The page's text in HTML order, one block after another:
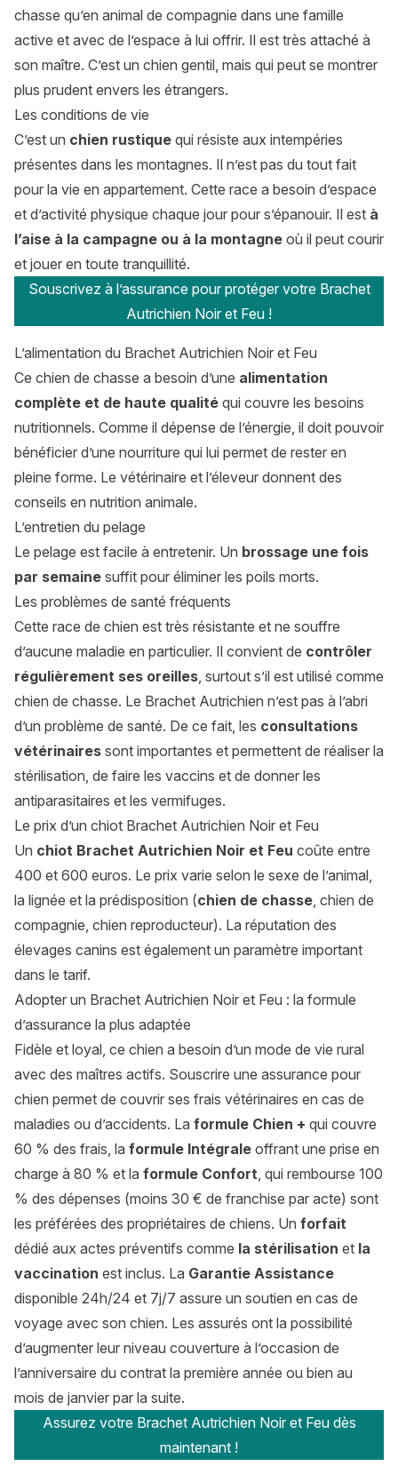
chasse qu’en animal de compagnie dans une famille
active et avec de l’espace à lui offrir. Il est très attaché à
son maître. C’est un chien gentil, mais qui peut se montrer
plus prudent envers les étrangers.
Les conditions de vie
C’est un chien rustique qui résiste aux intempéries
présentes dans les montagnes. Il n’est pas du tout fait
pour la vie en appartement. Cette race a besoin d’espace
et d’activité physique chaque jour pour s’épanouir. Il est à
l’aise à la campagne ou à la montagne où il peut courir
et jouer en toute tranquillité.
Souscrivez à l’assurance pour protéger votre Brachet
Autrichien Noir et Feu !
L’alimentation du Brachet Autrichien Noir et Feu
Ce chien de chasse a besoin d’une alimentation
complète et de haute qualité qui couvre les besoins
nutritionnels. Comme il dépense de l’énergie, il doit pouvoir
bénéficier d’une nourriture qui lui permet de rester en
pleine forme. Le vétérinaire et l’éleveur donnent des
conseils en nutrition animale.
L’entretien du pelage
Le pelage est facile à entretenir. Un brossage une fois
par semaine suffit pour éliminer les poils morts.
Les problèmes de santé fréquents
Cette race de chien est très résistante et ne souffre
d’aucune maladie en particulier. Il convient de contrôler
régulièrement ses oreilles, surtout s’il est utilisé comme
chien de chasse. Le Brachet Autrichien n’est pas à l’abri
d’un problème de santé. De ce fait, les consultations
vétérinaires sont importantes et permettent de réaliser la
stérilisation, de faire les vaccins et de donner les
antiparasitaires et les vermifuges.
Le prix d’un chiot Brachet Autrichien Noir et Feu
Un chiot Brachet Autrichien Noir et Feu coûte entre
400 et 600 euros. Le prix varie selon le sexe de l’animal,
la lignée et la prédisposition (chien de chasse, chien de
compagnie, chien reproducteur). La réputation des
élevages canins est également un paramètre important
dans le tarif.
Adopter un Brachet Autrichien Noir et Feu : la formule
d’assurance la plus adaptée
Fidèle et loyal, ce chien a besoin d’un mode de vie rural
avec des maîtres actifs. Souscrire une assurance pour
chien permet de couvrir ses frais vétérinaires en cas de
maladies ou d’accidents. La formule Chien + qui couvre
60 % des frais, la formule Intégrale offrant une prise en
charge à 80 % et la formule Confort, qui rembourse 100
% des dépenses (moins 30 € de franchise par acte) sont
les préférées des propriétaires de chiens. Un forfait
dédié aux actes préventifs comme la stérilisation et la
vaccination est inclus. La Garantie Assistance
disponible 24h/24 et 7j/7 assure un soutien en cas de
voyage avec son chien. Les assurés ont la possibilité
d’augmenter leur niveau couverture à l’occasion de
l’anniversaire du contrat la première année ou bien au
mois de janvier par la suite.
Assurez votre Brachet Autrichien Noir et Feu dès
maintenant !